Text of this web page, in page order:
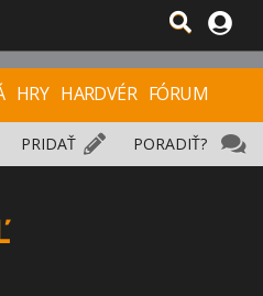
HRY HARDVÉR FÓRUM
PORADIŤ?
PRIDAŤ